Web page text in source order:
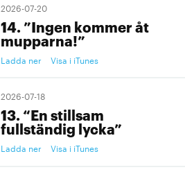
2026-07-20
14. ”Ingen kommer åt
mupparna!”
Ladda ner Visa i iTunes
2026-07-18
13. “En stillsam
fullständig lycka”
Ladda ner Visa i iTunes